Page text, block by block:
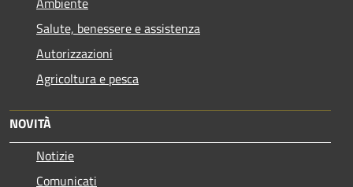
Salute, benessere e assistenza
Autorizzazioni
Agricoltura e pesca
NOVITÀ
Notizie
Comunicati